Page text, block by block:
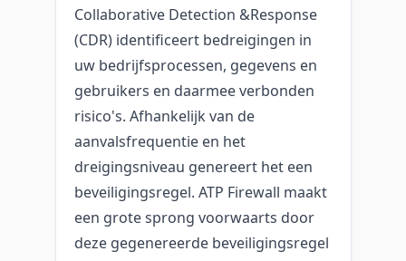
Collaborative Detection &Response
(CDR) identificeert bedreigingen in
uw bedrijfsprocessen, gegevens en
gebruikers en daarmee verbonden
risico's. Afhankelijk van de
aanvalsfrequentie en het
dreigingsniveau genereert het een
beveiligingsregel. ATP Firewall maakt
een grote sprong voorwaarts door
deze gegenereerde beveiligingsregel